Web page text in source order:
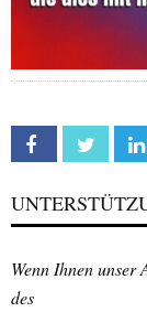
Facebook Twitter
Wenn Ihnen unser
des